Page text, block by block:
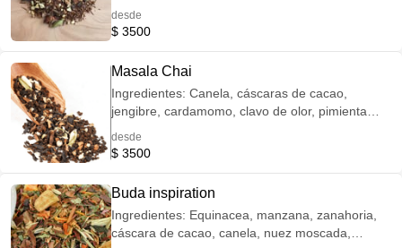
Naturalmente sin cafeína.
digestiva. De sabor especiado y cautivador.
desde
$ 3500
Masala Chai
Ingredientes: Canela, cáscaras de cacao,
jengibre, cardamomo, clavo de olor, pimienta
con gran poder antinflamatorio, digestiva y
desde
$ 3500
Buda inspiration
Ingredientes: Equinacea, manzana, zanahoria,
cáscara de cacao, canela, nuez moscada,